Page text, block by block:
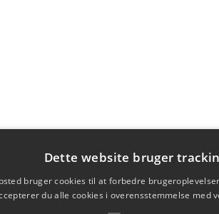
Dette website bruger
bruger cookies til at forbedre
du alle cookies i overensstemmelse med